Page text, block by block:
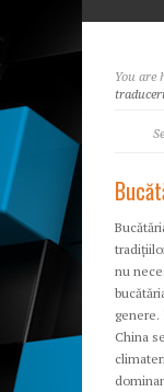
You are
traduceri
nu
China